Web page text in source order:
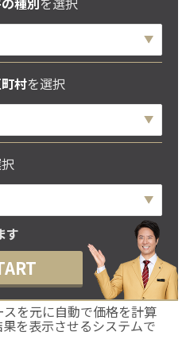
村を選択
す
を元に自動で価格を計算
を表示させるシステムで